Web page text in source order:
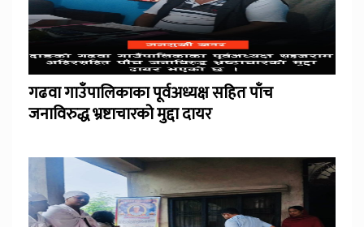
गढवा गाउँपालिकाका पूर्वअध्यक्ष सहित पाँच
जनाविरुद्ध भ्रष्टाचारको मुद्दा दायर